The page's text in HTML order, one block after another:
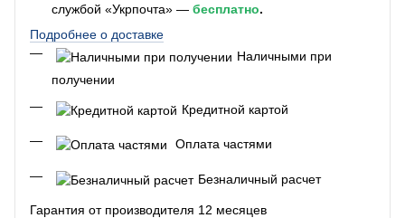
службой «Укрпочта» — бесплатно.
Подробнее о доставке
Наличными при
получении
Кредитной картой
Оплата частями
Безналичный расчет
Гарантия от производителя 12 месяцев